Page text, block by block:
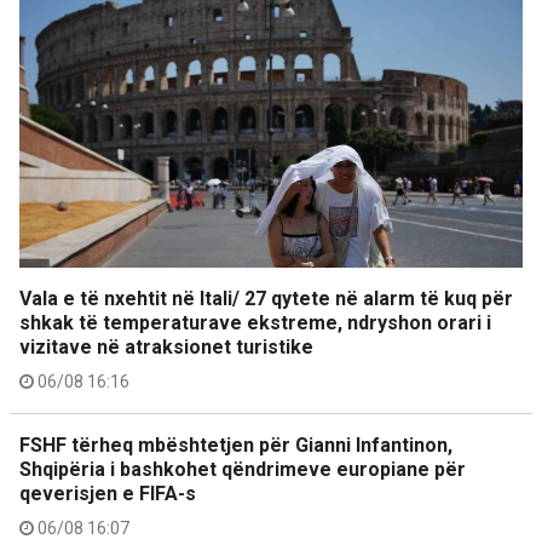
Vala e të nxehtit në Itali/ 27 qytete në alarm të kuq për
shkak të temperaturave ekstreme, ndryshon orari i
vizitave në atraksionet turistike
06/08 16:16
FSHF tërheq mbështetjen për Gianni Infantinon,
Shqipëria i bashkohet qëndrimeve europiane për
qeverisjen e FIFA-s
06/08 16:07